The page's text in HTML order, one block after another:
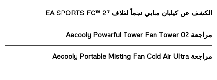
C
H
الكشف عن كيليان مبابي نجماً لغلاف EA SPORTS FC™ 27
مراجعة Aecooly Powerful Tower Fan Tower 02
مراجعة Aecooly Portable Misting Fan Cold Air Ultra